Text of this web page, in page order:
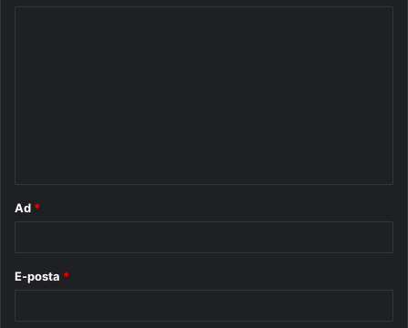
Ad *
E-posta *